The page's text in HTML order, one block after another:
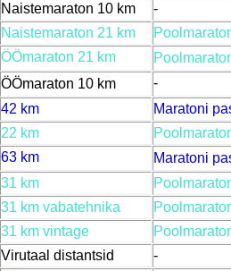
Naistemaraton 10 km
-
Naistemaraton 21 km
ÖÖmaraton 21 km
ÖÖmaraton 10 km
-
42 km
Maratoni
22 km
63 km
Maratoni
31 km
31 km vabatehnika
31 km vintage
Virutaal distantsid
-